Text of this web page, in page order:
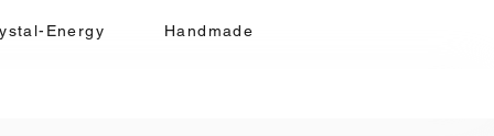
Energy Handmade